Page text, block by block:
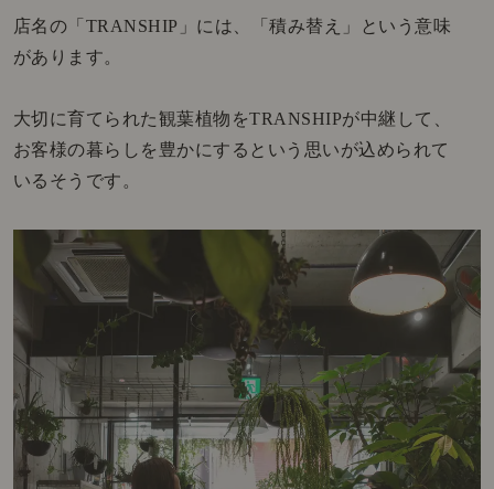
店名の「TRANSHIP」には、「積み替え」という意味
があります。
大切に育てられた観葉植物をTRANSHIPが中継して、
お客様の暮らしを豊かにするという思いが込められて
いるそうです。